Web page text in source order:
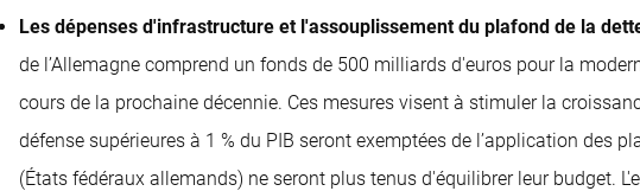
Les dépenses d'infrastructure et l'assouplissement du plafond de la
de l’Allemagne comprend un fonds de 500 milliards d'euros pour la
cours de la prochaine décennie. Ces mesures visent à stimuler la
défense supérieures à 1 % du PIB seront exemptées de l’application des
(États fédéraux allemands) ne seront plus tenus d'équilibrer leur budget.